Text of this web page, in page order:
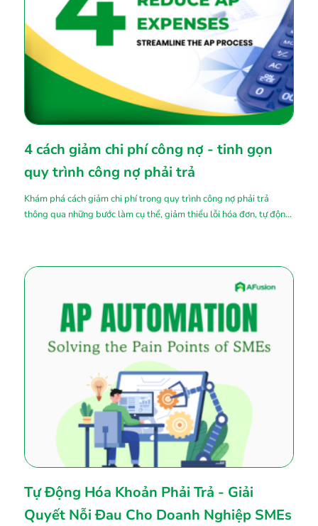
4 cách giảm chi phí công nợ - tinh gọn
quy trình công nợ phải trả
Khám phá cách giảm chi phí trong quy trình công nợ phải trả
thông qua những bước làm cụ thể, giảm thiểu lỗi hóa đơn, tự động
Tự Động Hóa Khoản Phải Trả - Giải
Quyết Nỗi Đau Cho Doanh Nghiệp SMEs